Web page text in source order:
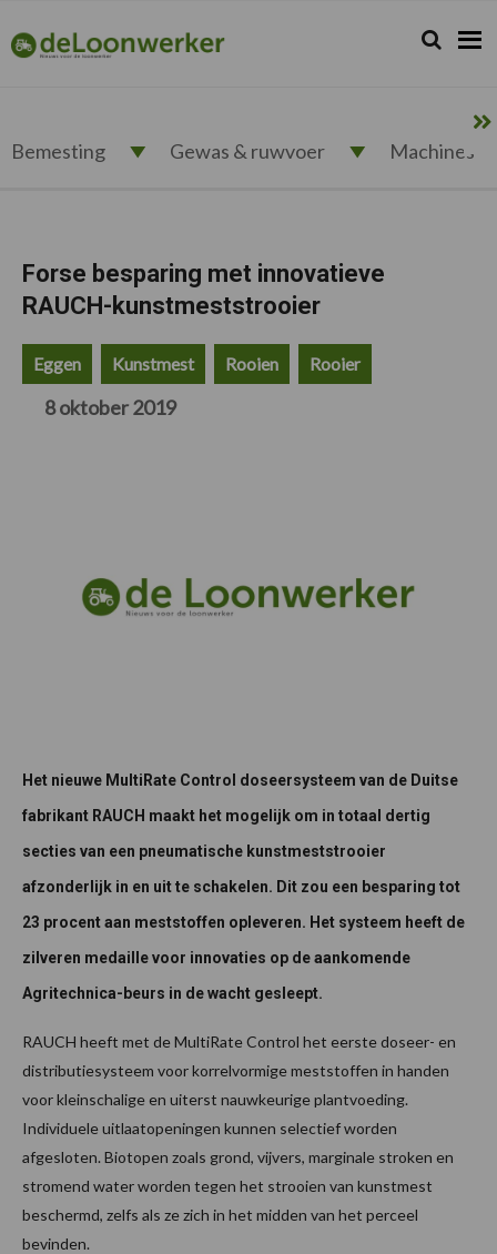
de
hoofdnavigatie
de
hoofd
de
eerste
de
voettekst
deloonwerker.nl Zoeken...
Zoek
Bemesting Gewas & ruwvoer Machines
Forse besparing met innovatieve
RAUCH-kunstmeststrooier
Eggen Kunstmest Rooien Rooier
8 oktober 2019
Het nieuwe MultiRate Control doseersysteem van de Duitse
fabrikant RAUCH maakt het mogelijk om in totaal dertig
secties van een pneumatische kunstmeststrooier
afzonderlijk in en uit te schakelen. Dit zou een besparing tot
23 procent aan meststoffen opleveren. Het systeem heeft de
zilveren medaille voor innovaties op de aankomende
Agritechnica-beurs in de wacht gesleept.
RAUCH heeft met de MultiRate Control het eerste doseer- en
distributiesysteem voor korrelvormige meststoffen in handen
voor kleinschalige en uiterst nauwkeurige plantvoeding.
Individuele uitlaatopeningen kunnen selectief worden
afgesloten. Biotopen zoals grond, vijvers, marginale stroken en
stromend water worden tegen het strooien van kunstmest
beschermd, zelfs als ze zich in het midden van het perceel
bevinden.